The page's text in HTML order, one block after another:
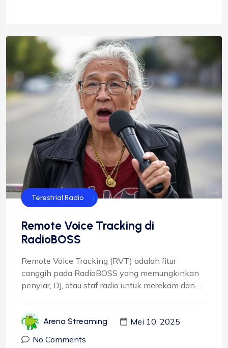
Streaming Radio
Teknologi Radio
Terestrial Radio
Remote Voice Tracking di
RadioBOSS
Remote Voice Tracking (RVT) adalah fitur
canggih pada RadioBOSS yang memungkinkan
penyiar, DJ, atau staf radio untuk merekam dan ...
Arena Streaming
Mei 10, 2025
No Comments